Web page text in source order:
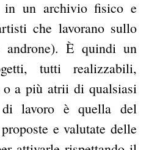
in un archivio fisico e
che lavorano sullo
È quindi un
tutti realizzabili,
a più atrii di qualsiasi
lavoro è quella del
e valutate delle